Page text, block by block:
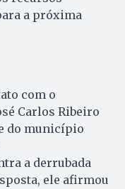
a próxima
com o
Carlos Ribeiro
do município
a derrubada
ele afirmou